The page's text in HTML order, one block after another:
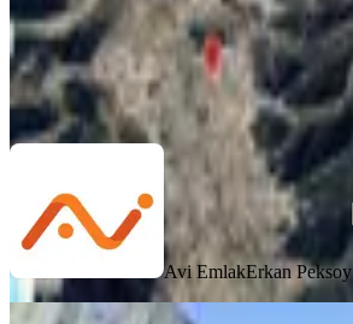
Avi EmlakErkan Peksoy
Ara
Avi EmlakErkan Peksoy